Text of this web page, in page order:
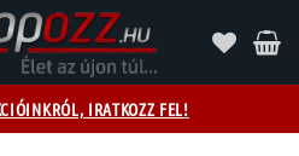
IRATKOZZ FEL!